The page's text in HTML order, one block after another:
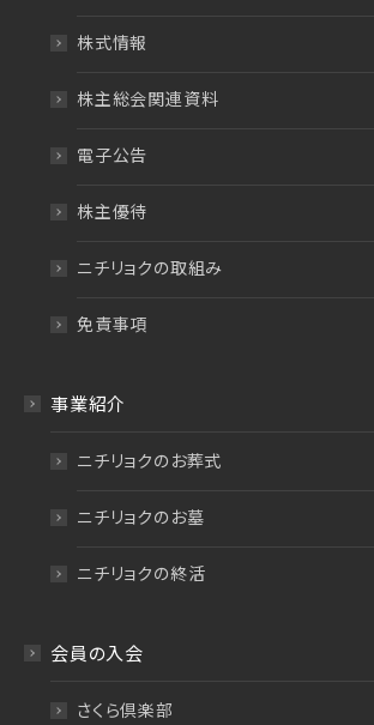
株式情報
株主総会関連資料
電子公告
株主優待
ニチリョクの取組み
免責事項
事業紹介
ニチリョクのお葬式
ニチリョクのお墓
ニチリョクの終活
会員の入会
さくら倶楽部